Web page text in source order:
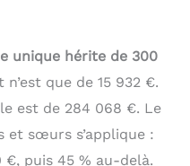
unique hérite de 300
n’est que de 15 932 €.
est de 284 068 €. Le
et sœurs s’applique :
€, puis 45 % au-delà.